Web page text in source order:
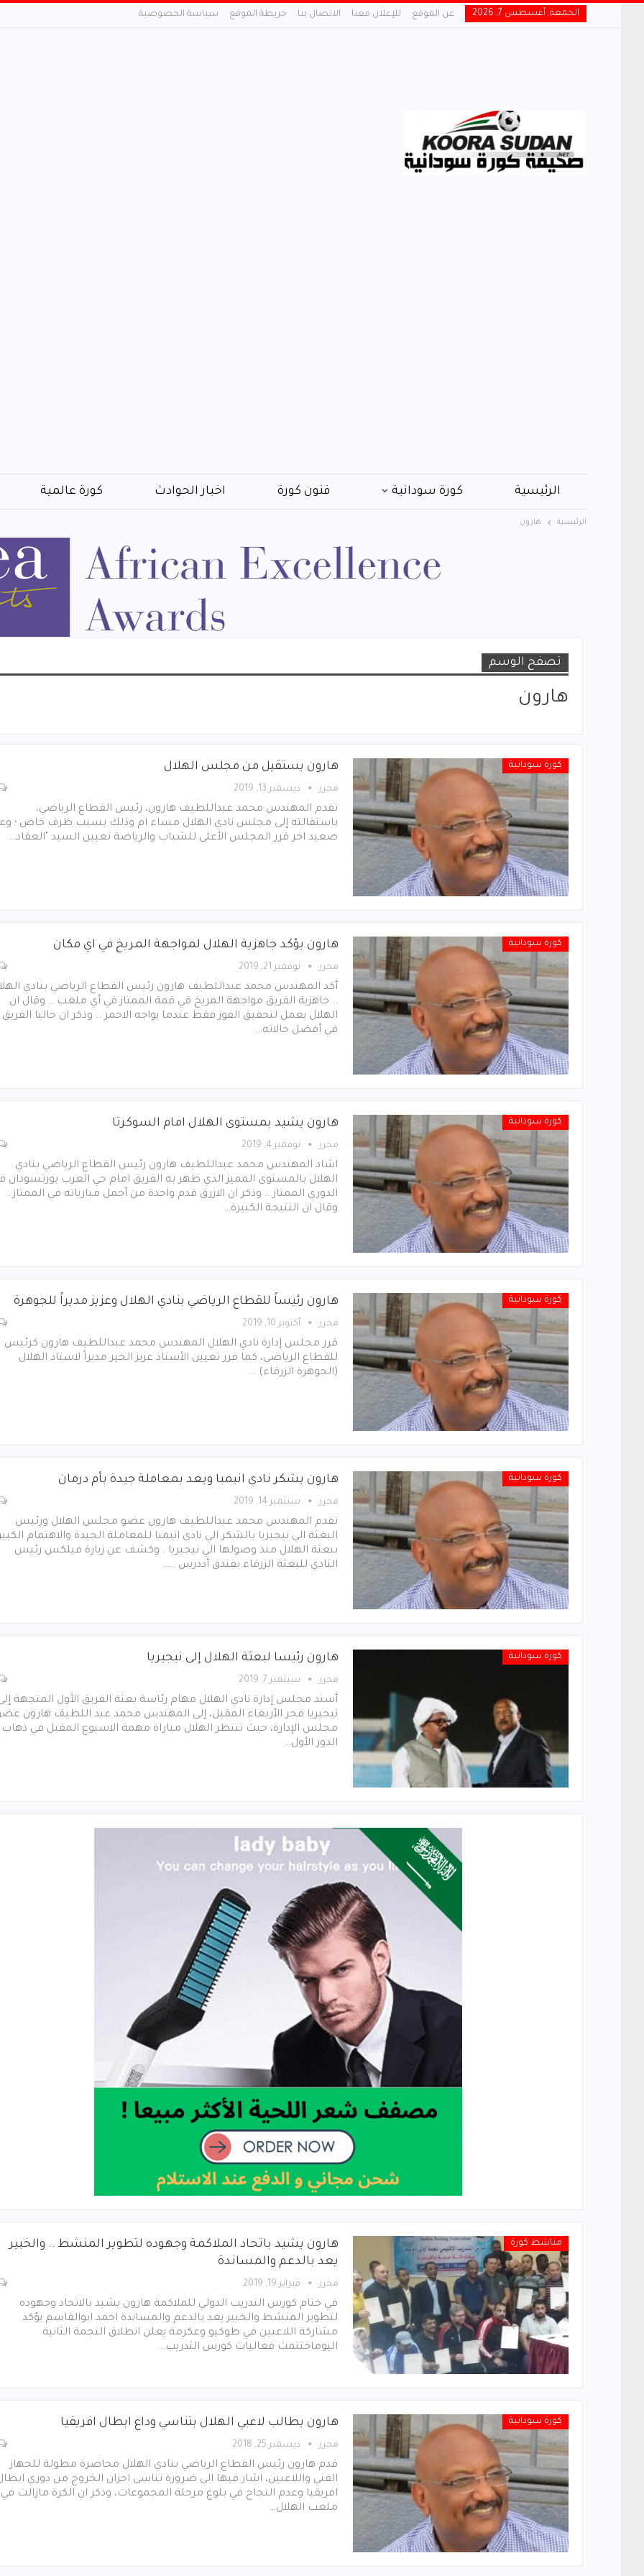
الجمعة, أغسطس 7, 2026 عن الموقع للإعلان معنا الاتصال بنا خريطة الموقع سياسة الخصوصية
الرئيسية كورة سودانية فنون كورة اخبار الحوادث كورة عالمية
الرئيسية هارون
تصفح الوسم
هارون
كورة سودانية هارون يستقيل من مجلس الهلال
محرر ديسمبر 13, 2019
تقدم المهندس محمد عبداللطيف هارون، رئيس القطاع الرياضي،
باستقالته إلى مجلس نادي الهلال مساء ام وذلك بسبب ظرف خاص ؛
صعيد اخر قرر المجلس الأعلى للشباب والرياضة تعيين السيد "العقاد…
كورة سودانية هارون يؤكد جاهزية الهلال لمواجهة المريخ في اي مكان
محرر نوفمبر 21, 2019
أكد المهندس محمد عبداللطيف هارون رئيس القطاع الرياضي بنادي
.. جاهزية الفريق مواجهة المريخ في قمة الممتاز في أي ملعب .. وقال ان
الهلال يعمل لتحقيق الفوز فقط عندما يواجه الاحمر .. وذكر ان حاليا الفريق
في أفضل حالاته…
كورة سودانية هارون يشيد بمستوى الهلال امام السوكرتا
محرر نوفمبر 4, 2019
اشاد المهندس محمد عبداللطيف هارون رئيس القطاع الرياضي بنادي
الهلال بالمستوى المميز الذي ظهر به الفريق امام حي العرب بورتسودان
الدوري الممتاز .. وذكر ان الازرق قدم واحدة من أجمل مبارياته في الممتاز ..
وقال ان النتيجة الكبيرة…
كورة سودانية هارون رئيساً للقطاع الرياضي بنادي الهلال وعزيز مديراً للجوهرة
محرر أكتوبر 10, 2019
قرر مجلس إدارة نادي الهلال المهندس محمد عبداللطيف هارون كرئيس
للقطاع الرياضي، كما قرر تعيين الأستاذ عزيز الخير مديراً لاستاد الهلال
(الجوهرة الزرقاء) ..
كورة سودانية هارون يشكر نادي انيمبا ويعد بمعاملة جيدة بأم درمان
محرر سبتمبر 14, 2019
تقدم المهندس محمد عبداللطيف هارون عضو مجلس الهلال ورئيس
البعثة الي نيجيريا بالشكر الي نادي انيمبا للمعاملة الجيدة والاهتمام
ببعثة الهلال منذ وصولها الي نيجيريا . وكشف عن زيارة فيلكس رئيس
النادي للبعثة الزرقاء بفندق أددرس ..…
كورة سودانية هارون رئيسا لبعثة الهلال إلى نيجيريا
محرر سبتمبر 7, 2019
أسند مجلس إدارة نادي الهلال مهام رئاسة بعثة الفريق الأول المتجهة
نيجيريا فجر الأربعاء المقبل، إلى المهندس محمد عبد اللطيف هارون
مجلس الإدارة، حيث تنتظر الهلال مباراة مهمة الاسبوع المقبل في ذهاب
الدور الأول…
مناشط كورة
هارون يشيد باتحاد الملاكمة وجهوده لتطوير المنشط .. والخبير
يعد بالدعم والمساندة
محرر فبراير 19, 2019
في ختام كورس التدريب الدولي للملاكمة هارون يشيد بالاتحاد وجهوده
لتطوير المنشط والخبير يعد بالدعم والمساندة احمد ابوالقاسم يؤكد
مشاركة اللاعبين في طوكيو وعكرمة يعلن انطلاق النجمة الثانية
اليوماختتمت فعاليات كورس التدريب…
كورة سودانية هارون يطالب لاعبي الهلال بتناسي وداع ابطال افريقيا
محرر ديسمبر 25, 2018
قدم هارون رئيس القطاع الرياضي بنادي الهلال محاضرة مطولة للجهاز
الفني واللاعبين، اشار فيها الي ضرورة تناسى احزان الخروج من دوري
افريقيا وعدم النجاح في بلوغ مرحلة المجموعات، وذكر ان الكرة مازالت في
ملعب الهلال…